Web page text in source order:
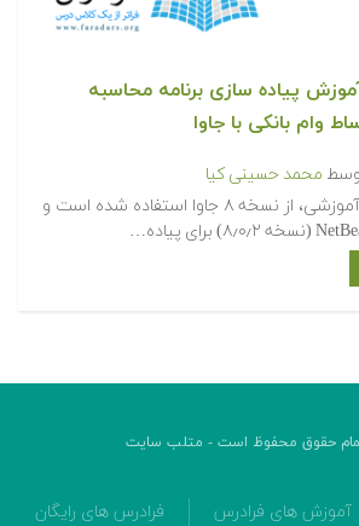
آموزش پیاده سازی برنامه محاسبه
وام بانکی با جاوا
محمد حسینی کیا
در این مجموعه آموزشی، از نسخه ۸ جاوا استفاده شده است و
حقوق محفوظ است - متلب سایت
آموزش های فرادرس فرادرس های رایگان